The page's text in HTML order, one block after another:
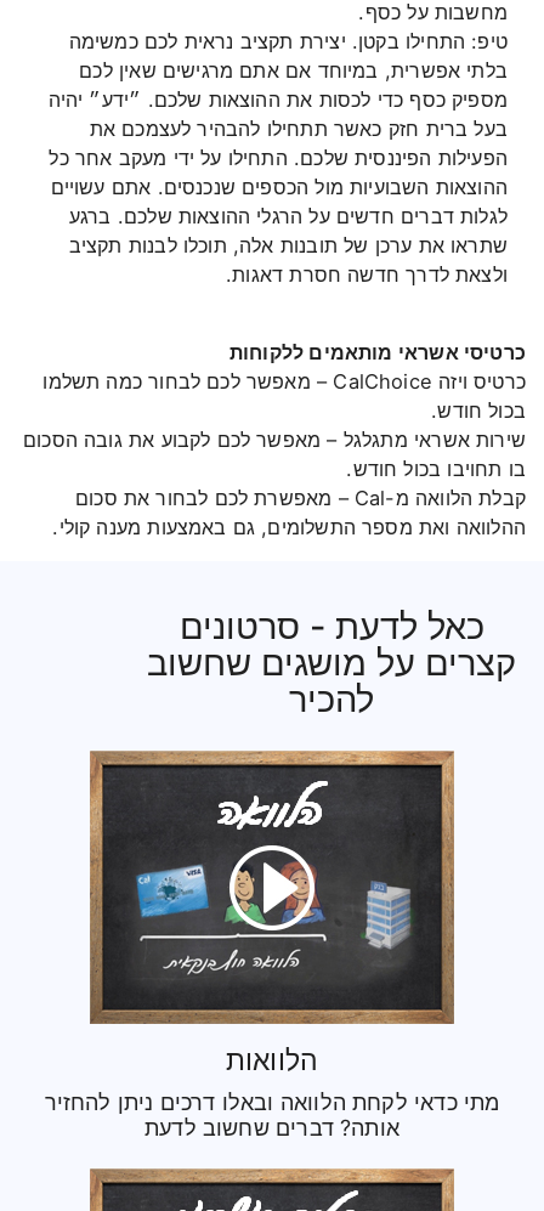
מחשבות על כסף.
טיפ: התחילו בקטן. יצירת תקציב נראית לכם כמשימה
בלתי אפשרית, במיוחד אם אתם מרגישים שאין לכם
מספיק כסף כדי לכסות את ההוצאות שלכם. ״ידע״ יהיה
בעל ברית חזק כאשר תתחילו להבהיר לעצמכם את
הפעילות הפיננסית שלכם. התחילו על ידי מעקב אחר כל
ההוצאות השבועיות מול הכספים שנכנסים. אתם עשויים
לגלות דברים חדשים על הרגלי ההוצאות שלכם. ברגע
שתראו את ערכן של תובנות אלה, תוכלו לבנות תקציב
ולצאת לדרך חדשה חסרת דאגות.
כרטיסי אשראי מותאמים ללקוחות
כרטיס ויזה CalChoice – מאפשר לכם לבחור כמה תשלמו
בכול חודש.
שירות אשראי מתגלגל – מאפשר לכם לקבוע את גובה הסכום
בו תחויבו בכול חודש.
קבלת הלוואה מ-Cal – מאפשרת לכם לבחור את סכום
ההלוואה ואת מספר התשלומים, גם באמצעות מענה קולי.
כאל לדעת - סרטונים
קצרים על מושגים שחשוב
להכיר
הלוואות
מתי כדאי לקחת הלוואה ובאלו דרכים ניתן להחזיר
אותה? דברים שחשוב לדעת